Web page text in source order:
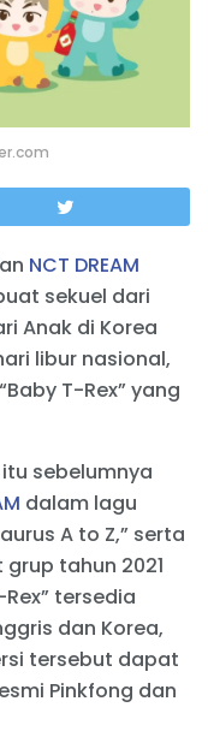
NCT DREAM
sekuel dari
Anak di Korea
libur nasional,
T-Rex” yang
sebelumnya
dalam lagu
A to Z,” serta
tahun 2021
tersedia
dan Korea,
tersebut dapat
Pinkfong dan